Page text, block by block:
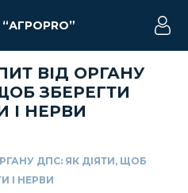
ВІД ОРГАНУ
ЗБЕРЕГТИ
І НЕРВИ
ДПС: ЯК ДІЯТИ, ЩОБ
І НЕРВИ